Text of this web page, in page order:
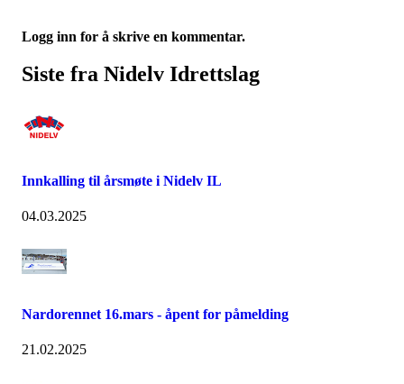
Logg inn for å skrive en kommentar.
Siste fra Nidelv Idrettslag
Innkalling til årsmøte i Nidelv IL
04.03.2025
Nardorennet 16.mars - åpent for påmelding
21.02.2025